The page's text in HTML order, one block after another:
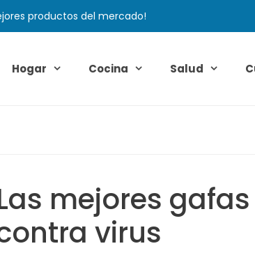
productos del mercado!
Hogar Cocina Salud
mejores
virus